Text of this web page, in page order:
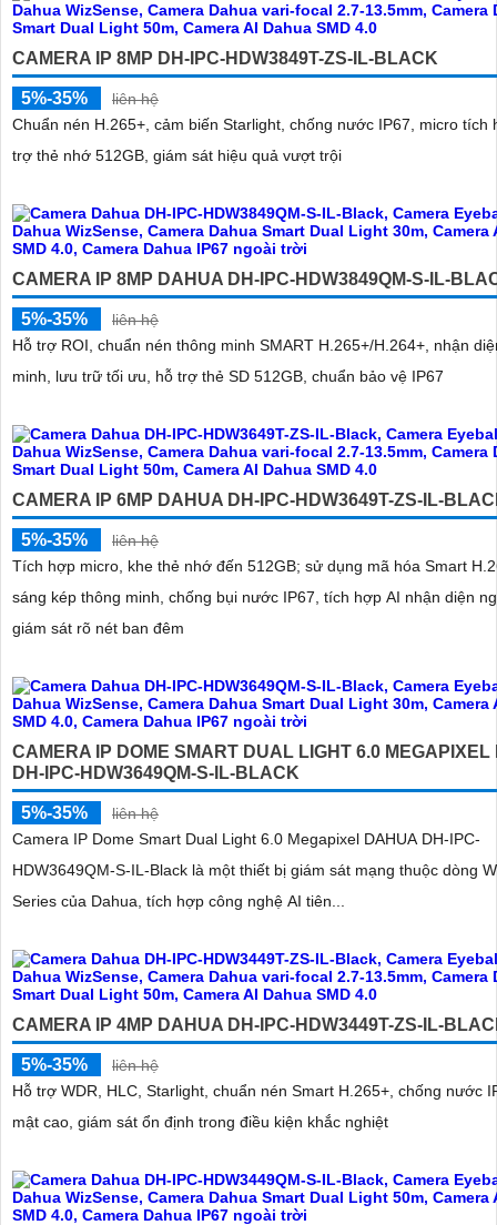
CAMERA IP 8MP DH-IPC-HDW3849T-ZS-IL-BLACK
5%-35%
liên hệ
Chuẩn nén H.265+, cảm biến Starlight, chống nước IP67, micro tích
trợ thẻ nhớ 512GB, giám sát hiệu quả vượt trội
CAMERA IP 8MP DAHUA DH-IPC-HDW3849QM-S-IL-
5%-35%
liên hệ
Hỗ trợ ROI, chuẩn nén thông minh SMART H.265+/H.264+, nhận
minh, lưu trữ tối ưu, hỗ trợ thẻ SD 512GB, chuẩn bảo vệ IP67
CAMERA IP 6MP DAHUA DH-IPC-HDW3649T-ZS-IL-
5%-35%
liên hệ
Tích hợp micro, khe thẻ nhớ đến 512GB; sử dụng mã hóa Smart
sáng kép thông minh, chống bụi nước IP67, tích hợp AI nhận diện
giám sát rõ nét ban đêm
CAMERA IP DOME SMART DUAL LIGHT 6.0 MEGAPIXEL
DH-IPC-HDW3649QM-S-IL-BLACK
5%-35%
liên hệ
Camera IP Dome Smart Dual Light 6.0 Megapixel DAHUA DH-IPC-
HDW3649QM-S-IL-Black là một thiết bị giám sát mạng thuộc dòng
Series của Dahua, tích hợp công nghệ AI tiên...
CAMERA IP 4MP DAHUA DH-IPC-HDW3449T-ZS-IL-
5%-35%
liên hệ
Hỗ trợ WDR, HLC, Starlight, chuẩn nén Smart H.265+, chống nước
mật cao, giám sát ổn định trong điều kiện khắc nghiệt